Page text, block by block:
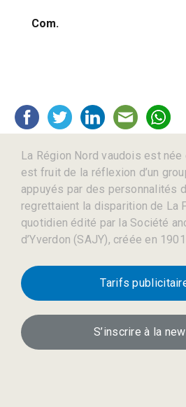
Com.
La Région Nord vaudois est née
est fruit de la réflexion d’un
appuyés par des personnalités
regrettaient la disparition de La
quotidien édité par la Société
d’Yverdon (SAJY), créée en 1901.
Tarifs
S’inscrire à la